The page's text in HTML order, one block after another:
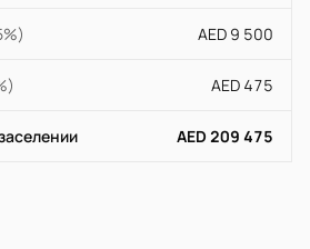
AED 9 500
AED 475
AED 209 475